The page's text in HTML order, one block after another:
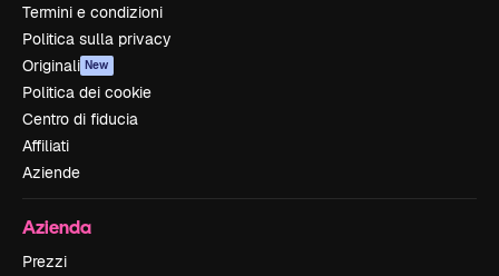
Termini e condizioni
Politica sulla privacy
Originali New
Politica dei cookie
Centro di fiducia
Affiliati
Aziende
Azienda
Prezzi